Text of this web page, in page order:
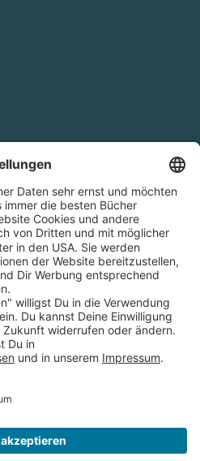
€ Bestellwert innerhalb
innerhalb Deutschlands
Blumenstraße 36, D-70182